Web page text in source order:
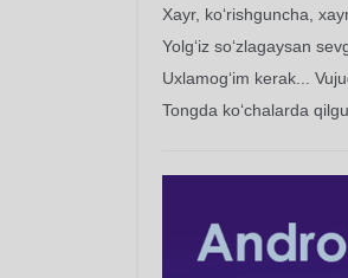
Xayr, ko‘rishguncha,
Yolg‘iz so‘zlagaysan
Uxlamog‘im kerak...
Tongda ko‘chalarda